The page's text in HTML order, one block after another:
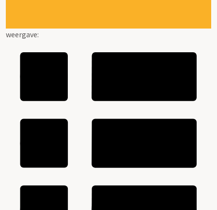
weergave: